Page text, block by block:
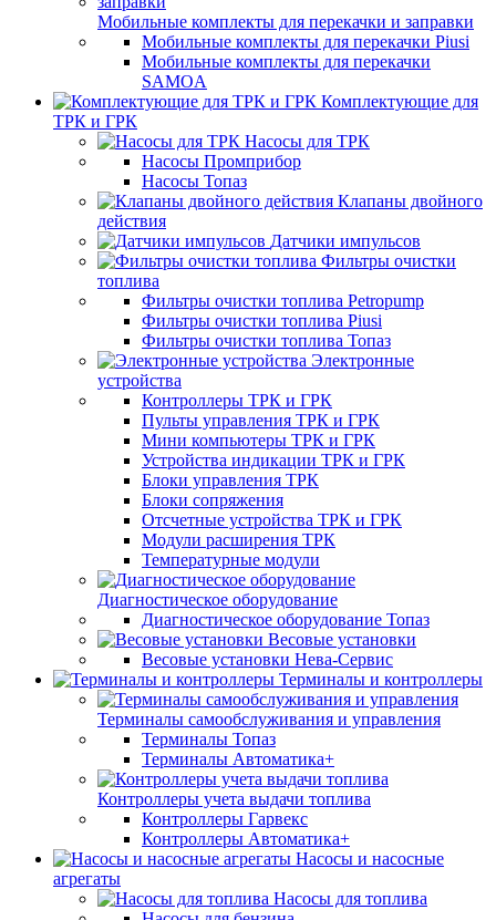
Мобильные комплекты для перекачки и заправки
Мобильные комплекты для перекачки Piusi
Мобильные комплекты для перекачки
SAMOA
Комплектующие для
ТРК и ГРК
Насосы для ТРК
Насосы Промприбор
Насосы Топаз
Клапаны двойного
действия
Датчики импульсов
Фильтры очистки
топлива
Фильтры очистки топлива Petropump
Фильтры очистки топлива Piusi
Фильтры очистки топлива Топаз
Электронные
устройства
Контроллеры ТРК и ГРК
Пульты управления ТРК и ГРК
Мини компьютеры ТРК и ГРК
Устройства индикации ТРК и ГРК
Блоки управления ТРК
Блоки сопряжения
Отсчетные устройства ТРК и ГРК
Модули расширения ТРК
Температурные модули
Диагностическое оборудование
Диагностическое оборудование Топаз
Весовые установки
Весовые установки Нева-Сервис
Терминалы и контроллеры
Терминалы самообслуживания и управления
Терминалы Топаз
Терминалы Автоматика+
Контроллеры учета выдачи топлива
Контроллеры Гарвекс
Контроллеры Автоматика+
Насосы и насосные
агрегаты
Насосы для топлива